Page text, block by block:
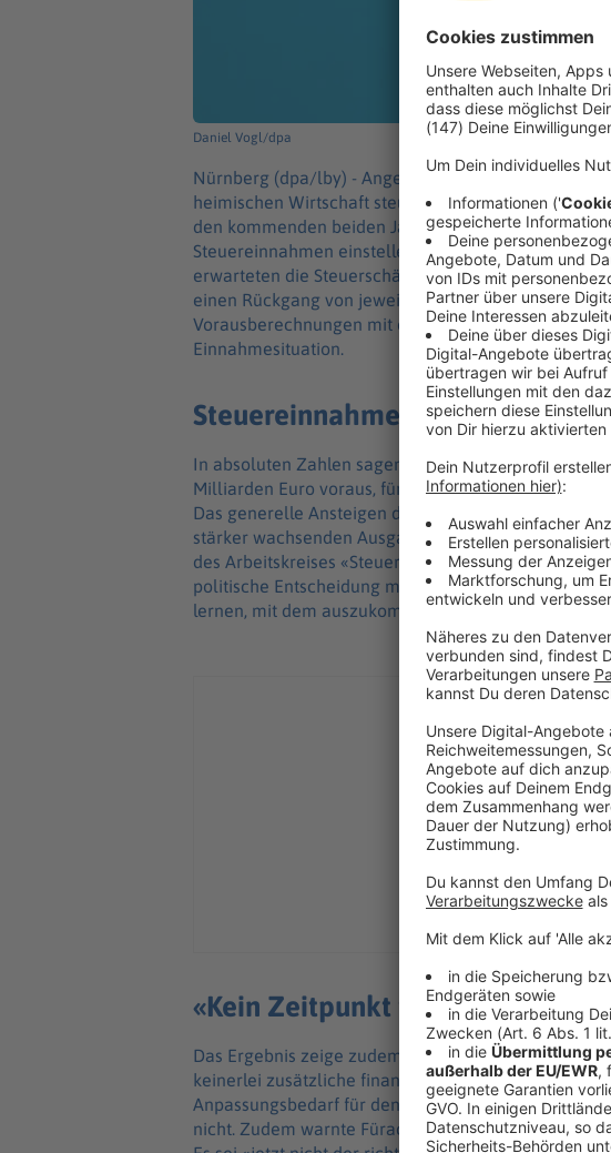
Daniel Vogl/dpa
Nürnberg (dpa/lby) - Angesichts weltweiter Krisen
heimischen Wirtschaft steuert der Freistaat Bayern
den kommenden beiden Jahren muss sich Bayern
Steuereinnahmen einstellen als noch im Herbst
erwarteten die Steuerschätzer nach Angaben von
einen Rückgang von jeweils rund 100 Millionen
Vorausberechnungen mit einem Plus von 100
Einnahmesituation.
Steuereinnahmen insgesamt
In absoluten Zahlen sagen die Steuerschätzer für
Milliarden Euro voraus, für 2027 62,4 Milliarden und
Das generelle Ansteigen der Steuereinnahmen
stärker wachsenden Ausgaben abzufangen, sagte
des Arbeitskreises «Steuerschätzungen».
politische Entscheidung mehr Wirtschaftswachstum
lernen, mit dem auszukommen, was wir haben»,
«Kein Zeitpunkt für neue
Das Ergebnis zeige zudem mit Blick auf einen
keinerlei zusätzliche finanzielle Spielräume für
Anpassungsbedarf für den kürzlich beschlossenen
nicht. Zudem warnte Füracker auf Nachfrage vor